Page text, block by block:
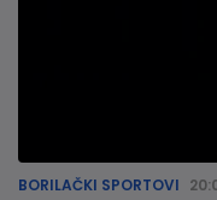
BORILAČKI SPORTOVI